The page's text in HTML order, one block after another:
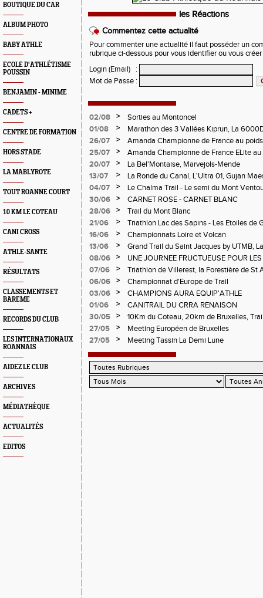
BOUTIQUE DU CAR
ALBUM PHOTO
BABY ATHLE
ECOLE D'ATHLÉTISME
POUSSIN
BENJAMIN - MINIME
CADETS +
CENTRE DE FORMATION
HORS STADE
LA MABLYROTE
TOUT ROANNE COURT
10 KM LE COTEAU
CANI CROSS
ATHLE-SANTE
RÉSULTATS
CLASSEMENTS ET
BAREME
RECORDS DU CLUB
LES INTERNATIONAUX
ROANNAIS
AIDEZ LE CLUB
ARCHIVES
MÉDIATHÈQUE
ACTUALITÉS
EDITOS
les Réactions
Commentez cette actualité
Pour commenter une actualité il faut posséder un
rubrique ci-dessous pour vous identifier ou vous
Login (Email)
:
Mot de Passe :
02/08 >
Sorties au Montoncel
01/08
>
Marathon des 3 Vallées Kiprun, La
Verticale d'Orcières, St Augustin
26/07 >
Amanda Championne de France au poids
25/07
>
Amanda Championne de France ELite
20/07
>
La Bel'Montaise, Marvejols-Mende
13/07
>
La Ronde du Canal, L'Ultra 01, Gujan
04/07
>
Le Chalma Trail - Le semi du Mont
Cublize - Les Passerelles de Monteynard
Pralognon La Vanoise
30/06 >
CARNET ROSE - CARNET BLANC
28/06
>
Trail du Mont Blanc
21/06
>
Triathlon Lac des Sapins - Les Etoiles de
16/06
>
Championnats Loire et Volcan
13/06
>
Grand Trail du Saint Jacques by UTMB,
d'Andrézieux-Bouthéon
08/06 >
UNE JOURNEE FRUCTUEUSE POUR
CHAMPIONNATS DE LA LOIRE A
07/06 >
Triathlon de Villerest, la Forestière de St
Circuit de la Sure, Tour du Pays Roannais
06/06 >
Championnat d'Europe de Trail
03/06
>
CHAMPIONS AURA EQUIP'ATHLE
01/06
>
CANITRAIL DU CRRA RENAISON
30/05
>
10Km du Coteau, 20km de Bruxelles,
Pilatrail
27/05 >
Meeting Européen de Bruxelles
27/05
> Meeting Tassin La Demi Lune